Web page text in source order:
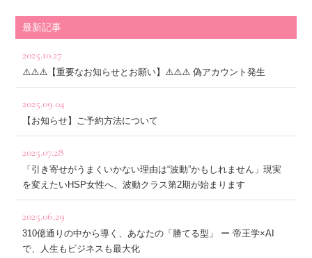
最新記事
2025.10.27
⚠️⚠️⚠️【重要なお知らせとお願い】⚠️⚠️⚠️ 偽アカウント発生
2025.09.04
【お知らせ】ご予約方法について
2025.07.28
「引き寄せがうまくいかない理由は“波動”かもしれません」現実
を変えたいHSP女性へ、波動クラス第2期が始まります
2025.06.29
310億通りの中から導く、あなたの「勝てる型」 ー 帝王学×AI
で、人生もビジネスも最大化